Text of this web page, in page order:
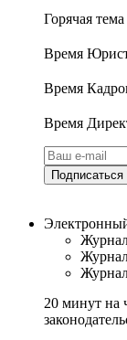
Горячая тема
Время
Время
Время
Подписаться
20 минут на